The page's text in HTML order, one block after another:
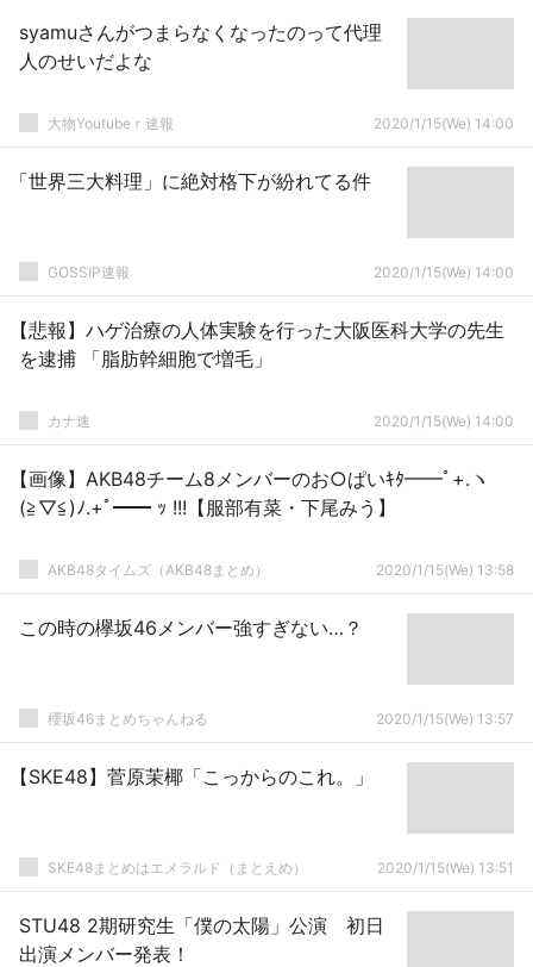
syamuさんがつまらなくなったのって代理
人のせいだよな
大物Youtubeｒ速報 2020/1/15(We) 14:00
「世界三大料理」に絶対格下が紛れてる件
GOSSIP速報 2020/1/15(We) 14:00
【悲報】ハゲ治療の人体実験を行った大阪医科大学の先生
を逮捕 「脂肪幹細胞で増毛」
カナ速 2020/1/15(We) 14:00
【画像】AKB48チーム8メンバーのお○ぱいｷﾀ━━ﾟ+.ヽ
(≧▽≦)ﾉ.+ﾟ━━ ｯ !!!【服部有菜・下尾みう】
AKB48タイムズ（AKB48まとめ） 2020/1/15(We) 13:58
この時の欅坂46メンバー強すぎない…？
櫻坂46まとめちゃんねる 2020/1/15(We) 13:57
【SKE48】菅原茉椰「こっからのこれ。」
SKE48まとめはエメラルド（まとえめ） 2020/1/15(We) 13:51
STU48 2期研究生「僕の太陽」公演 初日
出演メンバー発表！